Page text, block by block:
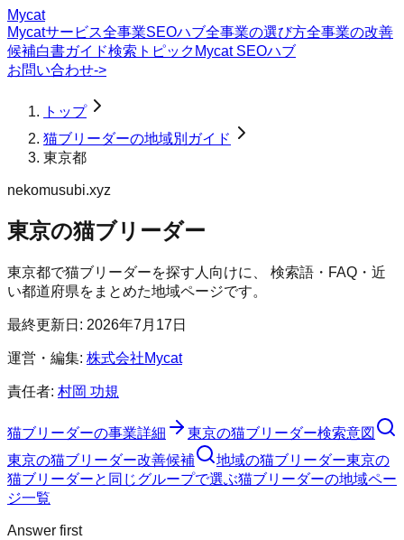
Mycat
Mycatサービス全事業SEOハブ全事業の選び方全事業の改善
候補白書ガイド検索トピック Mycat SEOハブ
お問い合わせ->
トップ
猫ブリーダーの地域別ガイド
東京都
nekomusubi.xyz
東京の猫ブリーダー
東京都で猫ブリーダーを探す人向けに、 検索語・FAQ・近
い都道府県をまとめた地域ページです。
最終更新日: 2026年7月17日
運営・編集: 株式会社Mycat
責任者: 村岡 功規
猫ブリーダーの事業詳細
東京の猫ブリーダー検索意図
東京の猫ブリーダー改善候補
地域の猫ブリーダー東京の
猫ブリーダーと同じグループで選ぶ猫ブリーダーの地域ペー
ジ一覧
Answer first